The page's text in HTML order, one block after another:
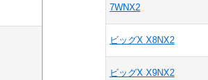
7WNX2
ビッグX X8NX2
ビッグX X9NX2